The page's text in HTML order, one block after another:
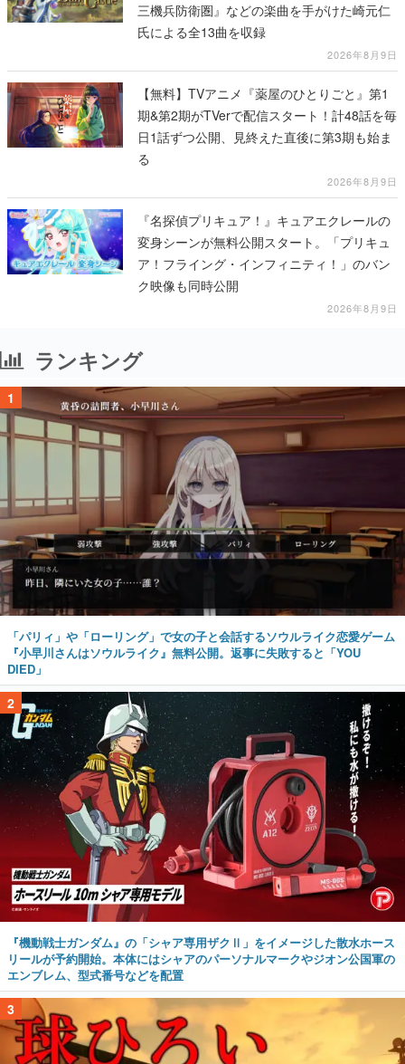
三機兵防衛圏』などの楽曲を手がけた崎元仁
氏による全13曲を収録
2026年8月9日
【無料】TVアニメ『薬屋のひとりごと』第1
期&第2期がTVerで配信スタート！計48話を毎
日1話ずつ公開、見終えた直後に第3期も始ま
る
2026年8月9日
『名探偵プリキュア！』キュアエクレールの
変身シーンが無料公開スタート。「プリキュ
ア！フライング・インフィニティ！」のバン
ク映像も同時公開
2026年8月9日
ランキング
1
「パリィ」や「ローリング」で女の子と会話するソウルライク恋愛ゲーム
『小早川さんはソウルライク』無料公開。返事に失敗すると「YOU
DIED」
2
『機動戦士ガンダム』の「シャア専用ザクⅡ」をイメージした散水ホース
リールが予約開始。本体にはシャアのパーソナルマークやジオン公国軍の
エンブレム、型式番号などを配置
3